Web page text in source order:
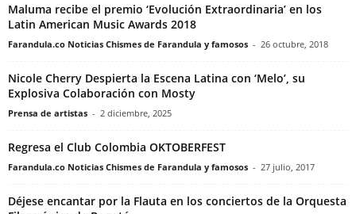
Maluma recibe el premio ‘Evolución Extraordinaria’ en los
Latin American Music Awards 2018
Farandula.co Noticias Chismes de Farandula y famosos - 26 octubre, 2018
Nicole Cherry Despierta la Escena Latina con ‘Melo’, su
Explosiva Colaboración con Mosty
Prensa de artistas - 2 diciembre, 2025
Regresa el Club Colombia OKTOBERFEST
Farandula.co Noticias Chismes de Farandula y famosos - 27 julio, 2017
Déjese encantar por la Flauta en los conciertos de la Orquesta